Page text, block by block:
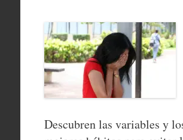
Descubren las variables y